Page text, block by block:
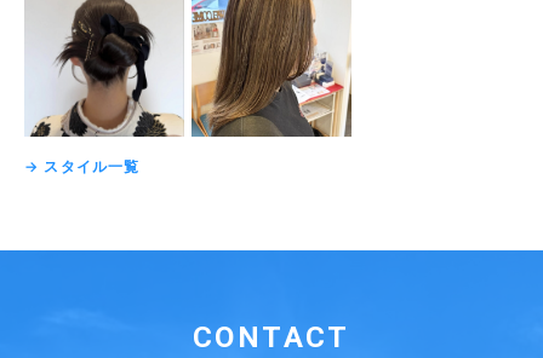
→ スタイル一覧
CONTACT